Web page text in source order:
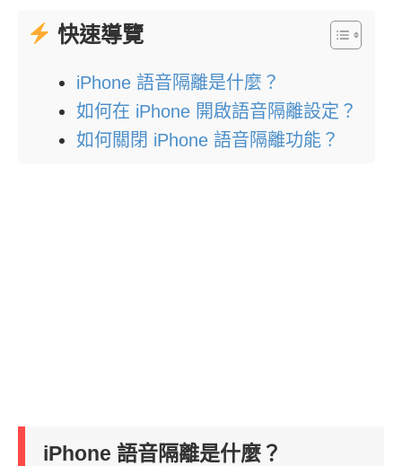
快速導覽
iPhone 語音隔離是什麼？
如何在 iPhone 開啟語音隔離設定？
如何關閉 iPhone 語音隔離功能？
iPhone 語音隔離是什麼？